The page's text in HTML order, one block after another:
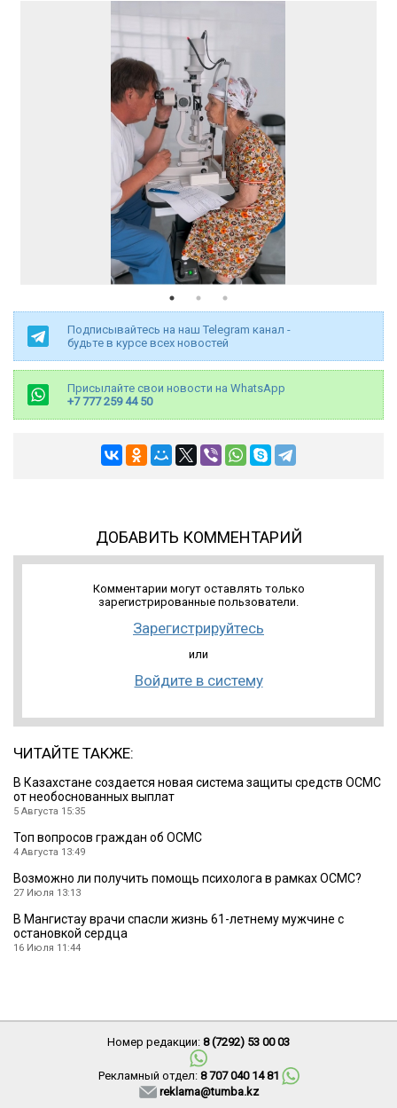
Подписывайтесь на наш Telegram канал -
будьте в курсе всех новостей
Присылайте свои новости на WhatsApp
+7 777 259 44 50
ДОБАВИТЬ КОММЕНТАРИЙ
Комментарии могут оставлять только
зарегистрированные пользователи.
Зарегистрируйтесь
или
Войдите в систему
ЧИТАЙТЕ ТАКЖЕ:
В Казахстане создается новая система защиты средств ОСМС
от необоснованных выплат
5 Августа 15:35
Топ вопросов граждан об ОСМС
4 Августа 13:49
Возможно ли получить помощь психолога в рамках ОСМС?
27 Июля 13:13
В Мангистау врачи спасли жизнь 61-летнему мужчине с
остановкой сердца
16 Июля 11:44
Номер редакции: 8 (7292) 53 00 03
Рекламный отдел: 8 707 040 14 81
reklama@tumba.kz